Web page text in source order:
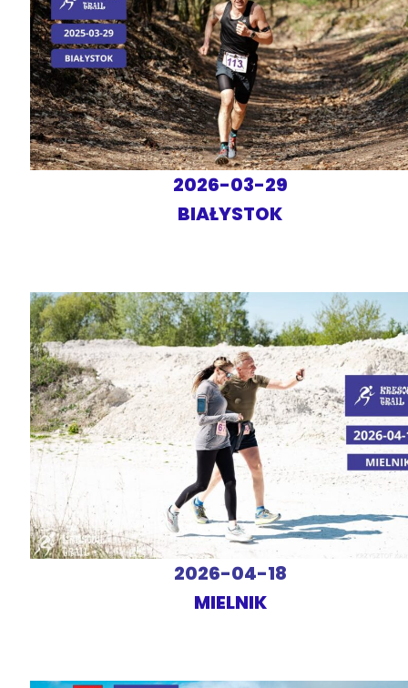
2026-03-29
BIAŁYSTOK
2026-04-18
MIELNIK